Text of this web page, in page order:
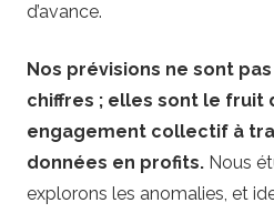
d’avance.
Nos prévisions ne sont
chiffres ; elles sont le fruit
engagement collectif à
données en profits. Nous
explorons les anomalies, et